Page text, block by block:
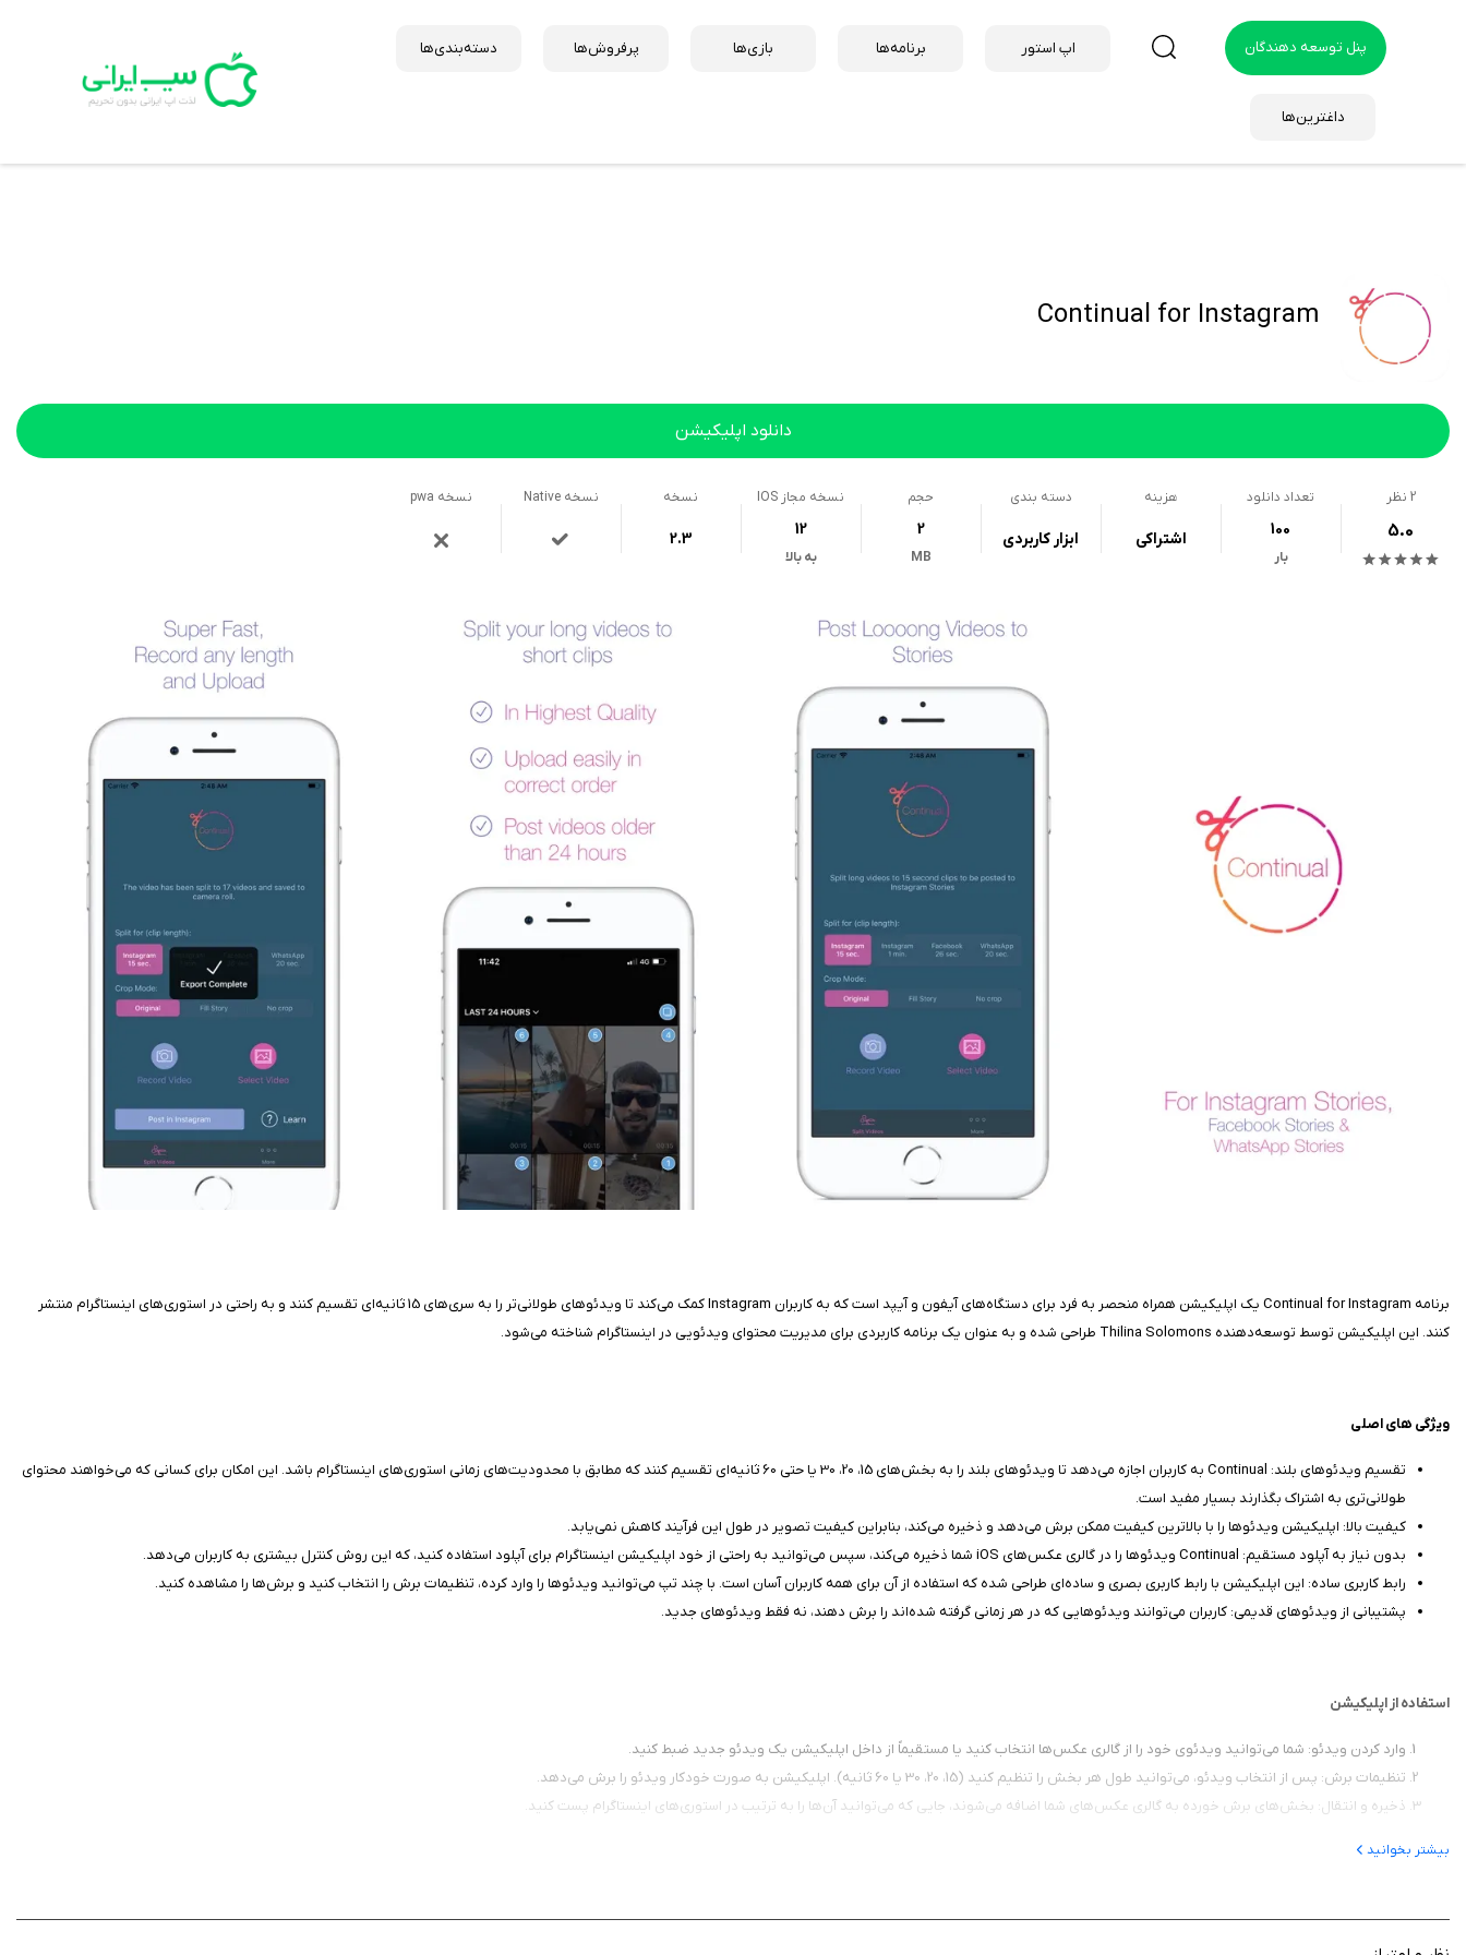
پنل توسعه دهندگان اپ استور برنامه‌ها بازی‌ها پرفروش‌ها دسته‌بندی‌ها
داغترین‌ها
Continual for Instagram
دانلود اپلیکیشن
2 نظر
5.0
تعداد دانلود
100
بار
هزینه
اشتراکی
دسته بندی
ابزار کاربردی
حجم
2
MB
نسخه مجاز IOS
12
به بالا
نسخه
2.3
نسخه Native نسخه pwa
برنامه Continual for Instagram یک اپلیکیشن همراه منحصر به فرد برای دستگاه‌های آیفون و آیپد است که به کاربران Instagram کمک می‌کند تا ویدئوهای طولانی‌تر را به سری‌های 15 ثانیه‌ای تقسیم کنند و به راحتی در استوری‌های اینستاگرام منتشر
کنند. این اپلیکیشن توسط توسعه‌دهنده Thilina Solomons طراحی شده و به عنوان یک برنامه کاربردی برای مدیریت محتوای ویدئویی در اینستاگرام شناخته می‌شود.
ویژگی‌ های اصلی
تقسیم ویدئوهای بلند: Continual به کاربران اجازه می‌دهد تا ویدئوهای بلند را به بخش‌های 15، 20، 30 یا حتی 60 ثانیه‌ای تقسیم کنند که مطابق با محدودیت‌های زمانی استوری‌های اینستاگرام باشد. این امکان برای کسانی که می‌خواهند محتوای
طولانی‌تری به اشتراک بگذارند بسیار مفید است.
کیفیت بالا: اپلیکیشن ویدئوها را با بالاترین کیفیت ممکن برش می‌دهد و ذخیره می‌کند، بنابراین کیفیت تصویر در طول این فرآیند کاهش نمی‌یابد.
بدون نیاز به آپلود مستقیم: Continual ویدئوها را در گالری عکس‌های iOS شما ذخیره می‌کند، سپس می‌توانید به راحتی از خود اپلیکیشن اینستاگرام برای آپلود استفاده کنید، که این روش کنترل بیشتری به کاربران می‌دهد.
رابط کاربری ساده: این اپلیکیشن با رابط کاربری بصری و ساده‌ای طراحی شده که استفاده از آن برای همه کاربران آسان است. با چند تپ می‌توانید ویدئوها را وارد کرده، تنظیمات برش را انتخاب کنید و برش‌ها را مشاهده کنید.
پشتیبانی از ویدئوهای قدیمی: کاربران می‌توانند ویدئوهایی که در هر زمانی گرفته شده‌اند را برش دهند، نه فقط ویدئوهای جدید.
استفاده از اپلیکیشن
وارد کردن ویدئو: شما می‌توانید ویدئوی خود را از گالری عکس‌ها انتخاب کنید یا مستقیماً از داخل اپلیکیشن یک ویدئو جدید ضبط کنید.
تنظیمات برش: پس از انتخاب ویدئو، می‌توانید طول هر بخش را تنظیم کنید (15، 20، 30 یا 60 ثانیه). اپلیکیشن به صورت خودکار ویدئو را برش می‌دهد.
ذخیره و انتقال: بخش‌های برش خورده به گالری عکس‌های شما اضافه می‌شوند، جایی که می‌توانید آن‌ها را به ترتیب در استوری‌های اینستاگرام پست کنید.
دنبال ارتقاء پیج اینستاگرام خود است، مفید خواهد بود. اگر می‌خواهید بدون دردسر ویدئوهای بلند را در استوری‌های اینستاگرام خود منتشر کنید، این برنامه را از سیب ایرانی دانلود کنید.
بیشتر بخوانید